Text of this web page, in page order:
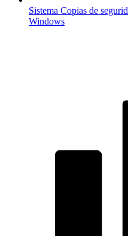
Sistema Copias de
Windows